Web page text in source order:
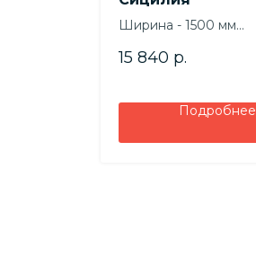
Ширина - 1500 мм
Глубина - 460 мм
15 840 р.
Подробнее